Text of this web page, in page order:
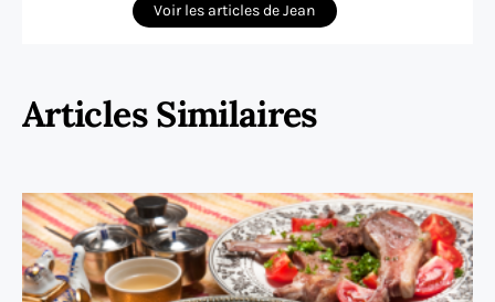
Voir les articles de Jean
Articles Similaires